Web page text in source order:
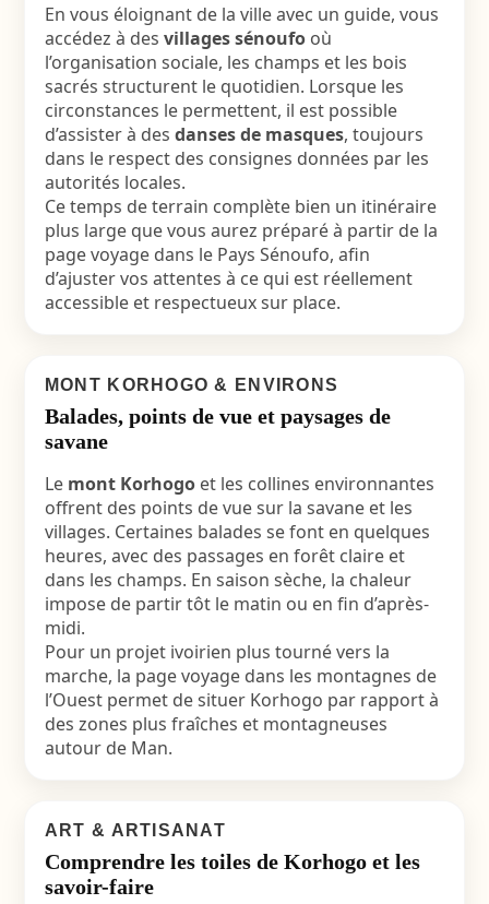
En vous éloignant de la ville avec un guide, vous
accédez à des villages sénoufooù
l’organisation sociale, les champs et les bois
sacrés structurent le quotidien. Lorsque les
circonstances le permettent, il est possible
d’assister à des danses de masques, toujours
dans le respect des consignes données par les
autorités locales.
Ce temps de terrain complète bien un itinéraire
plus large que vous aurez préparé à partir de la
page voyage dans le Pays Sénoufo, afin
d’ajuster vos attentes à ce qui est réellement
accessible et respectueux sur place.
MONT KORHOGO & ENVIRONS
Balades, points de vue et paysages de
savane
Le mont Korhogoet les collines environnantes
offrent des points de vue sur la savane et les
villages. Certaines balades se font en quelques
heures, avec des passages en forêt claire et
dans les champs. En saison sèche, la chaleur
impose de partir tôt le matin ou en fin d’après-
midi.
Pour un projet ivoirien plus tourné vers la
marche, la page voyage dans les montagnes de
l’Ouest permet de situer Korhogo par rapport à
des zones plus fraîches et montagneuses
autour de Man.
ART & ARTISANAT
Comprendre les toiles de Korhogo et les
savoir-faire